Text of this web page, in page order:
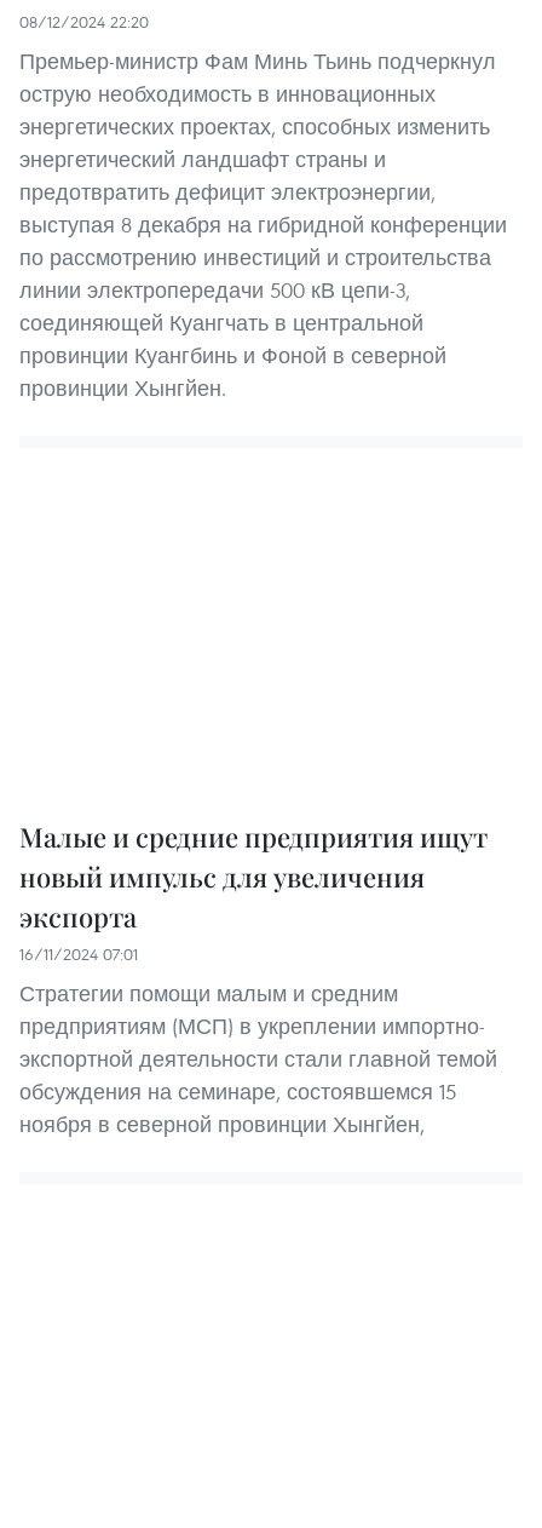
08/12/2024 22:20
Премьер-министр Фам Минь Тьинь подчеркнул
острую необходимость в инновационных
энергетических проектах, способных изменить
энергетический ландшафт страны и
предотвратить дефицит электроэнергии,
выступая 8 декабря на гибридной конференции
по рассмотрению инвестиций и строительства
линии электропередачи 500 кВ цепи-3,
соединяющей Куангчать в центральной
провинции Куангбинь и Фоной в северной
провинции Хынгйен.
Малые и средние предприятия ищут
новый импульс для увеличения
экспорта
16/11/2024 07:01
Стратегии помощи малым и средним
предприятиям (МСП) в укреплении импортно-
экспортной деятельности стали главной темой
обсуждения на семинаре, состоявшемся 15
ноября в северной провинции Хынгйен,